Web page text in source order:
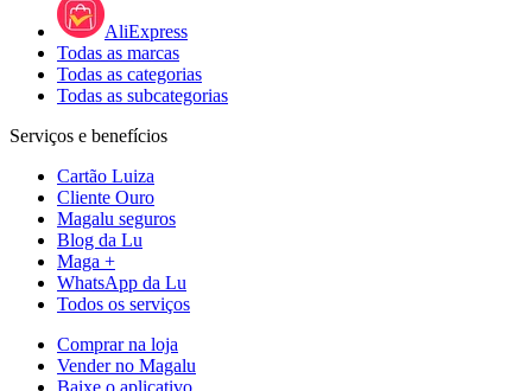
AliExpress
Todas as marcas
Todas as categorias
Todas as subcategorias
Serviços e benefícios
Cartão Luiza
Cliente Ouro
Magalu seguros
Blog da Lu
Maga +
WhatsApp da Lu
Todos os serviços
Comprar na loja
Vender no Magalu
Baixe o aplicativo